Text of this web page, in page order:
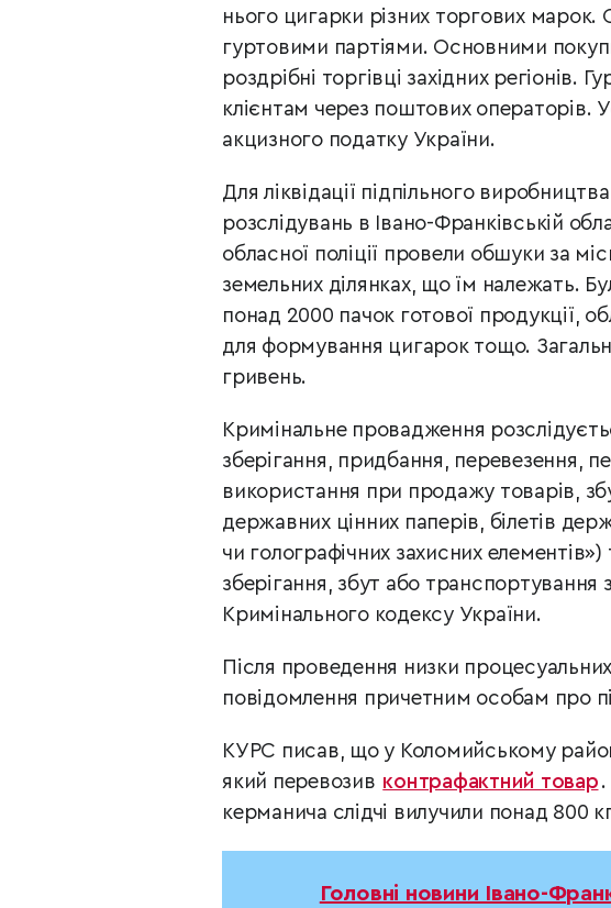
нього цигарки різних торгових
гуртовими партіями. Основними
роздрібні торгівці західних регіонів.
клієнтам через поштових операторів.
акцизного податку України.
Для ліквідації підпільного
розслідувань в Івано-Франківській
обласної поліції провели обшуки за
земельних ділянках, що їм належать.
понад 2000 пачок готової продукції,
для формування цигарок тощо.
гривень.
Кримінальне провадження
зберігання, придбання, перевезення,
використання при продажу товарів,
державних цінних паперів, білетів
чи голографічних захисних
зберігання, збут або транспортування
Кримінального кодексу України.
Після проведення низки
повідомлення причетним особам про
КУРС писав, що у Коломийському
який перевозив контрафактний товар
керманича слідчі вилучили понад 800
Головні новини Івано-